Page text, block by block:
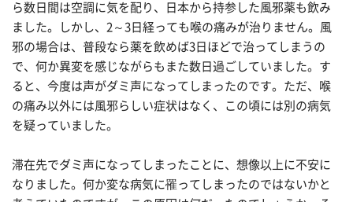
ら数日間は空調に気を配り、日本から持参した風邪薬も飲み
ました。しかし、2～3日経っても喉の痛みが治りません。風
邪の場合は、普段なら薬を飲めば3日ほどで治ってしまうの
で、何か異変を感じながらもまた数日過ごしていました。す
ると、今度は声がダミ声になってしまったのです。ただ、喉
の痛み以外には風邪らしい症状はなく、この頃には別の病気
を疑っていました。
滞在先でダミ声になってしまったことに、想像以上に不安に
なりました。何か変な病気に罹ってしまったのではないかと